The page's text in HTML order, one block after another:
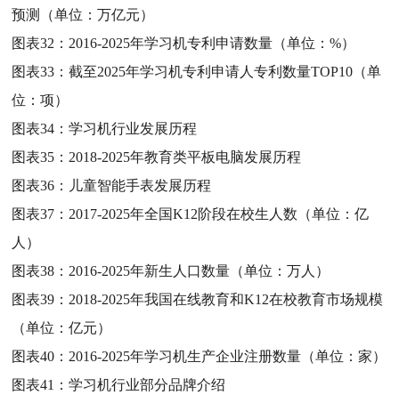
预测（单位：万亿元）
图表32： 2016-2025年学习机专利申请数量（单位：%）
图表33：截至2025年学习机专利申请人专利数量TOP10（单
位：项）
图表34：学习机行业发展历程
图表35： 2018-2025年教育类平板电脑发展历程
图表36：
儿童智能手表发展历程
图表37： 2017-2025年全国K12阶段在校生人数（单位：亿
人）
图表38： 2016-2025年新生人口数量（单位：万人）
图表39： 2018-2025年我国在线教育和K12在校教育市场规模
（单位：亿元）
图表40： 2016-2025年学习机生产企业注册数量（单位：家）
图表41：学习机行业部分品牌介绍